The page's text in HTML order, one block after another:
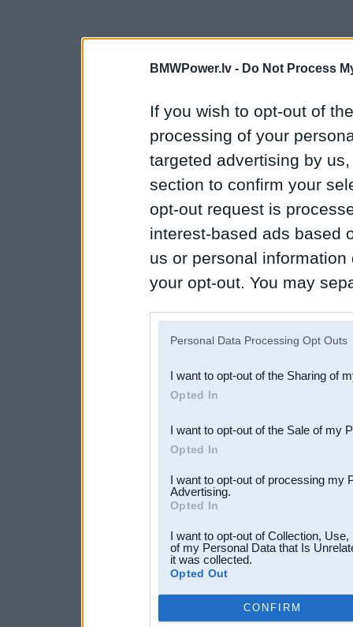
BMWPower.lv - Do Not Process
If you wish to opt-out of
processing of your
targeted advertising by
section to confirm your
opt-out request is
interest-based ads based
us or personal
your opt-out. You may
Downstream Participants
third parties.
Personal Data Processing Opt Outs
I want to opt-out of the Sharing of
Opted In
I want to opt-out of the Sale of my
Opted In
I want to opt-out of processing my
Advertising.
Opted In
I want to opt-out of Collection,
of my Personal Data that Is
it was collected.
Opted Out
CONFIRM